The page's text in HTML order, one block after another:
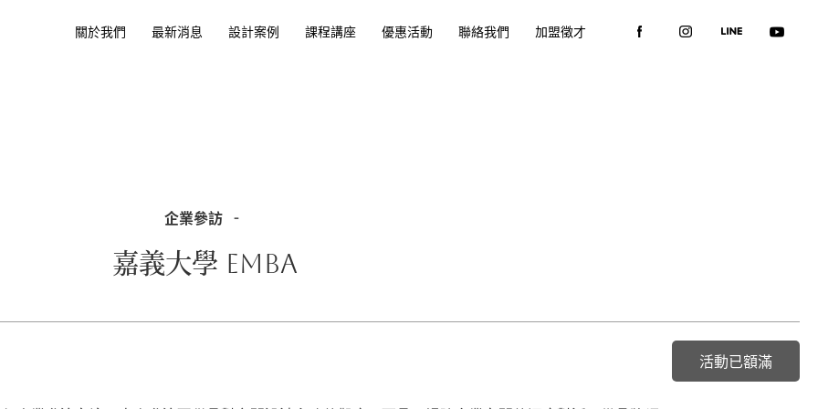
關於我們 最新消息 設計案例 課程講座 優惠活動 聯絡我們 加盟徵才
企業參訪
嘉義大學 EMBA
活動已額滿